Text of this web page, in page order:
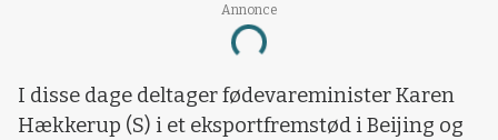
Annonce
Loading...
I disse dage deltager fødevareminister Karen
Hækkerup (S) i et eksportfremstød i Beijing og